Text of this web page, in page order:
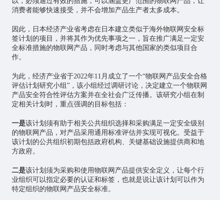
消费者能够快速接受，并不会增加产品生产者太多成本。
因此，日本经济产业省考虑在日本建立类似于海外物联网安全标
签计划的项目，并将其作为优先事项之一，旨在推广满足一定安
全标准措施的物联网产品，同时考虑与其他国家的类似项目合
作。
为此，经济产业省于2022年11月成立了一个“物联网产品安全合格
评估计划研究小组”，该小组经过调研讨论，决定建立一个物联网
产品安全符合性评估方案并在全社会广泛传播。该研究小组在制
定相关计划时，重点强调的目标包括：
一是该计划须有助于相关公共组织选择和采购满足一定安全级别
的物联网产品，对产品采用通用标准评估并实现可视化。受益于
该计划的公共组织初期包括政府机构、关键基础设施提供商和地
方政府。
二是该计划须为采购和使用物联网产品提供安全定义，让每个行
业组织可以指定必要的认证和标签，也就是说让该计划可以作为
特定组织的物联网产品安全标准。